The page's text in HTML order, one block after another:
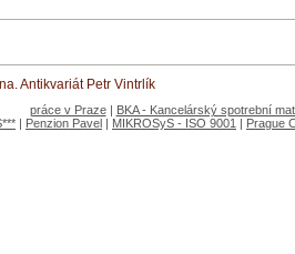
Antikvariát Petr Vintrlík
práce v Praze | BKA - Kancelárský spotrební
| Penzion Pavel | MIKROSyS - ISO 9001 | Prague